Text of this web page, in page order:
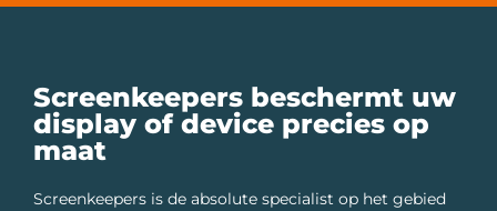
Screenkeepers beschermt uw
display of device precies op
maat
Screenkeepers is de absolute specialist op het gebied